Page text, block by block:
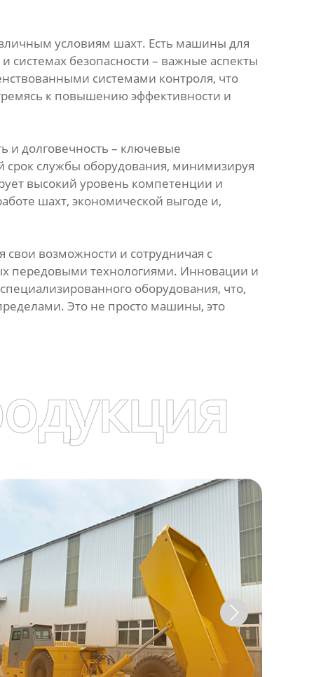
условиям шахт. Есть машины для
системах безопасности – важные аспекты
системами контроля, что
к повышению эффективности и
и долговечность – ключевые
службы оборудования, минимизируя
высокий уровень компетенции и
шахт, экономической выгоде и,
возможности и сотрудничая с
передовыми технологиями. Инновации и
оборудования, что,
Это не просто машины, это